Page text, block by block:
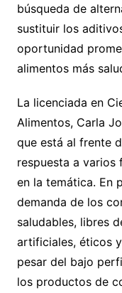
búsqueda de
sustituir los
oportunidad
alimentos más
La licenciada en
Alimentos, Carla
que está al frente
respuesta a varios
en la temática. En
demanda de los
saludables, libres
artificiales, éticos
pesar del bajo
los productos de